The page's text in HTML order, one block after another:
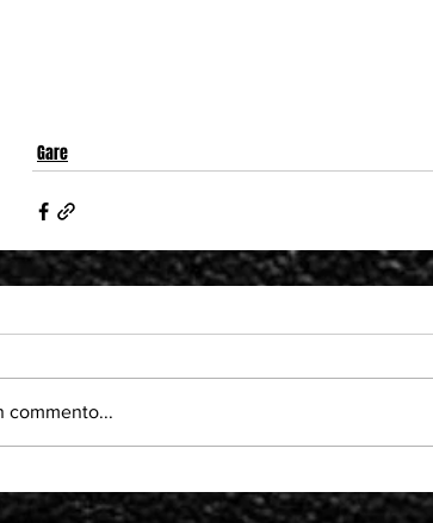
Gare
commento...